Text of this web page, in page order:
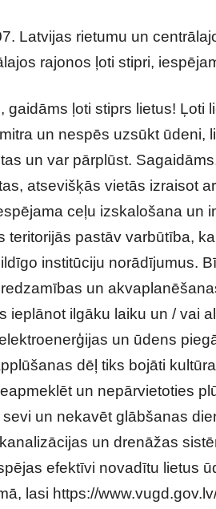
Latvijas rietumu un
rajonos ļoti stipri,
gaidāms ļoti stiprs lietus! Ļoti
un nespēs uzsūkt ūdeni,
un var pārplūst.
atsevišķās vietās izraisot
ceļu izskalošana un
teritorijās pastāv varbūtība,
institūciju norādījumus.
un
ieplānot ilgāku laiku un / vai
un ūdens
dēļ tiks bojāti
un nepārvietoties
un nekavēt glābšanas
un drenāžas
efektīvi novadītu lietus
lasi https://